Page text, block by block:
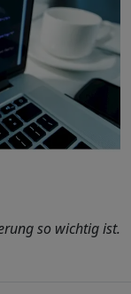
so wichtig ist.